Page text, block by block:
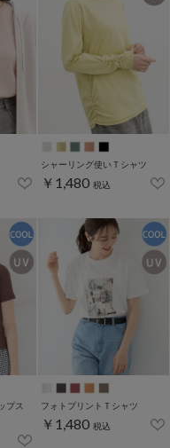
シャーリング使いＴシャツ
￥1,480 税込
プス フォトプリントＴシャツ
￥1,480 税込